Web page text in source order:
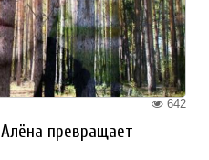
642
превращает